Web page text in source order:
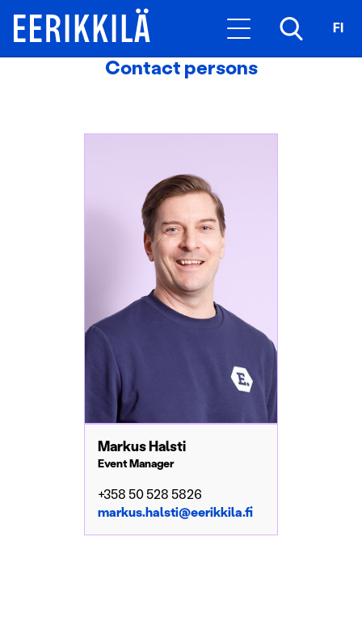
FI
Contact persons
Markus Halsti
Event Manager
+358 50 528 5826
markus.halsti@eerikkila.fi